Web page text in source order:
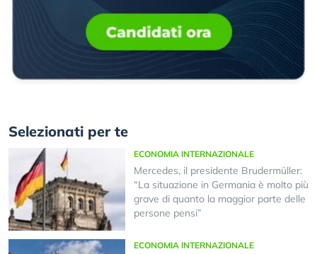
Selezionati per te
ECONOMIA INTERNAZIONALE
Mercedes, il presidente Brudermüller:
“La situazione in Germania è molto più
grave di quanto la maggior parte delle
persone pensi”
ECONOMIA INTERNAZIONALE